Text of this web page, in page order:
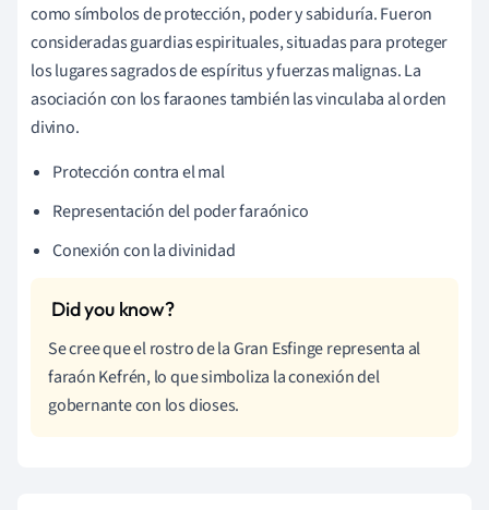
como símbolos de protección, poder y sabiduría. Fueron
consideradas guardias espirituales, situadas para proteger
los lugares sagrados de espíritus y fuerzas malignas. La
asociación con los faraones también las vinculaba al orden
divino.
Protección contra el mal
Representación del poder faraónico
Conexión con la divinidad
Se cree que el rostro de la Gran Esfinge representa al
faraón Kefrén, lo que simboliza la conexión del
gobernante con los dioses.